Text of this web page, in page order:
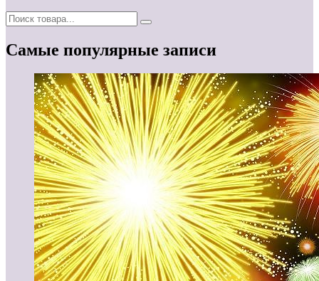
Самые популярные записи